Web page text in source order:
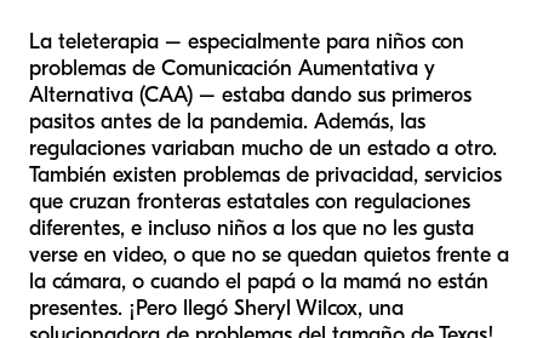
La teleterapia – especialmente para niños con
problemas de Comunicación Aumentativa y
Alternativa (CAA) – estaba dando sus primeros
pasitos antes de la pandemia. Además, las
regulaciones variaban mucho de un estado a otro.
También existen problemas de privacidad, servicios
que cruzan fronteras estatales con regulaciones
diferentes, e incluso niños a los que no les gusta
verse en video, o que no se quedan quietos frente a
la cámara, o cuando el papá o la mamá no están
presentes. ¡Pero llegó Sheryl Wilcox, una